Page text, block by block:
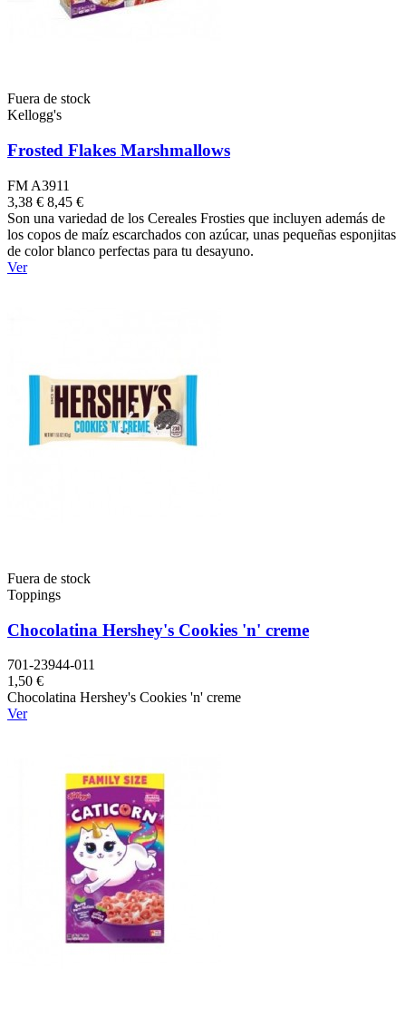
Fuera de stock
Kellogg's
Frosted Flakes Marshmallows
FM A3911
3,38 € 8,45 €
Son una variedad de los Cereales Frosties que incluyen además de
los copos de maíz escarchados con azúcar, unas pequeñas esponjitas
de color blanco perfectas para tu desayuno.
Ver
Fuera de stock
Toppings
Chocolatina Hershey's Cookies 'n' creme
701-23944-011
1,50 €
Chocolatina Hershey's Cookies 'n' creme
Ver